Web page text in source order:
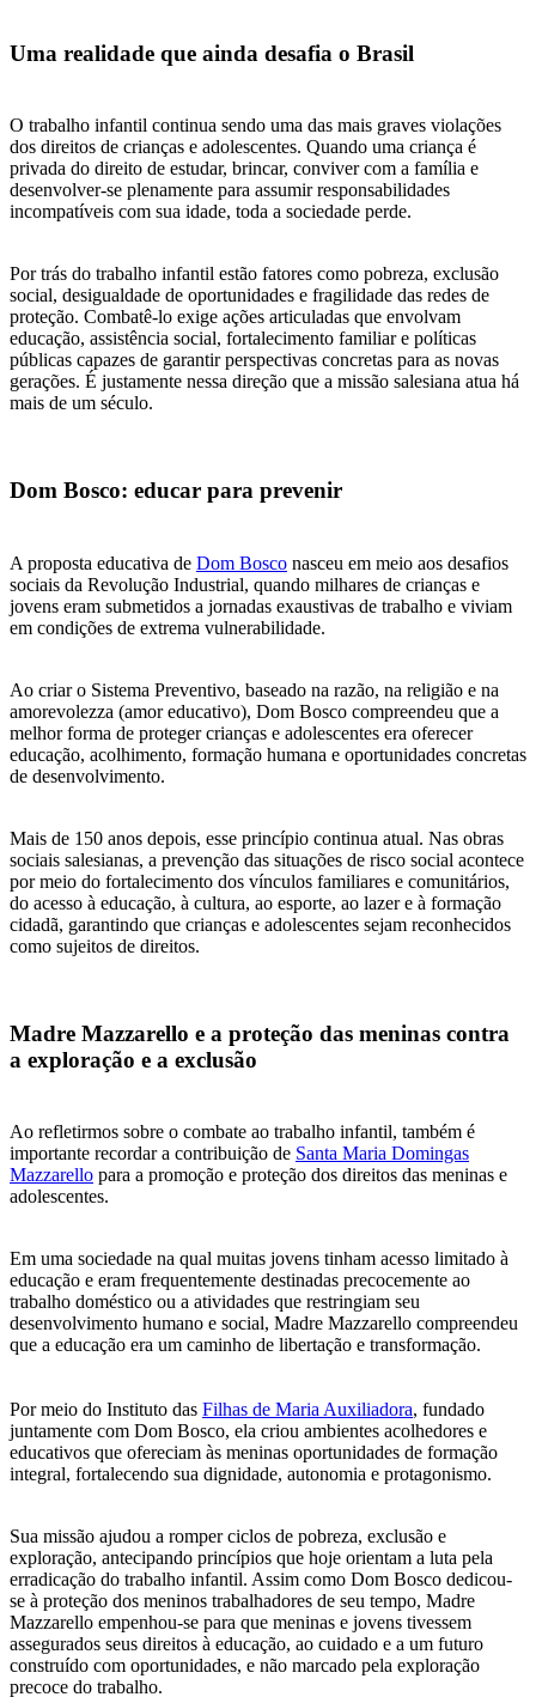
Uma realidade que ainda desafia o Brasil
O trabalho infantil continua sendo uma das mais graves violações
dos direitos de crianças e adolescentes. Quando uma criança é
privada do direito de estudar, brincar, conviver com a família e
desenvolver-se plenamente para assumir responsabilidades
incompatíveis com sua idade, toda a sociedade perde.
Por trás do trabalho infantil estão fatores como pobreza, exclusão
social, desigualdade de oportunidades e fragilidade das redes de
proteção. Combatê-lo exige ações articuladas que envolvam
educação, assistência social, fortalecimento familiar e políticas
públicas capazes de garantir perspectivas concretas para as novas
gerações. É justamente nessa direção que a missão salesiana atua há
mais de um século.
Dom Bosco: educar para prevenir
A proposta educativa de Dom Bosco nasceu em meio aos desafios
sociais da Revolução Industrial, quando milhares de crianças e
jovens eram submetidos a jornadas exaustivas de trabalho e viviam
em condições de extrema vulnerabilidade.
Ao criar o Sistema Preventivo, baseado na razão, na religião e na
amorevolezza (amor educativo), Dom Bosco compreendeu que a
melhor forma de proteger crianças e adolescentes era oferecer
educação, acolhimento, formação humana e oportunidades concretas
de desenvolvimento.
Mais de 150 anos depois, esse princípio continua atual. Nas obras
sociais salesianas, a prevenção das situações de risco social acontece
por meio do fortalecimento dos vínculos familiares e comunitários,
do acesso à educação, à cultura, ao esporte, ao lazer e à formação
cidadã, garantindo que crianças e adolescentes sejam reconhecidos
como sujeitos de direitos.
Madre Mazzarello e a proteção das meninas contra
a exploração e a exclusão
Ao refletirmos sobre o combate ao trabalho infantil, também é
importante recordar a contribuição de Santa Maria Domingas
Mazzarello para a promoção e proteção dos direitos das meninas e
adolescentes.
Em uma sociedade na qual muitas jovens tinham acesso limitado à
educação e eram frequentemente destinadas precocemente ao
trabalho doméstico ou a atividades que restringiam seu
desenvolvimento humano e social, Madre Mazzarello compreendeu
que a educação era um caminho de libertação e transformação.
Por meio do Instituto das Filhas de Maria Auxiliadora, fundado
juntamente com Dom Bosco, ela criou ambientes acolhedores e
educativos que ofereciam às meninas oportunidades de formação
integral, fortalecendo sua dignidade, autonomia e protagonismo.
Sua missão ajudou a romper ciclos de pobreza, exclusão e
exploração, antecipando princípios que hoje orientam a luta pela
erradicação do trabalho infantil. Assim como Dom Bosco dedicou-
se à proteção dos meninos trabalhadores de seu tempo, Madre
Mazzarello empenhou-se para que meninas e jovens tivessem
assegurados seus direitos à educação, ao cuidado e a um futuro
construído com oportunidades, e não marcado pela exploração
precoce do trabalho.